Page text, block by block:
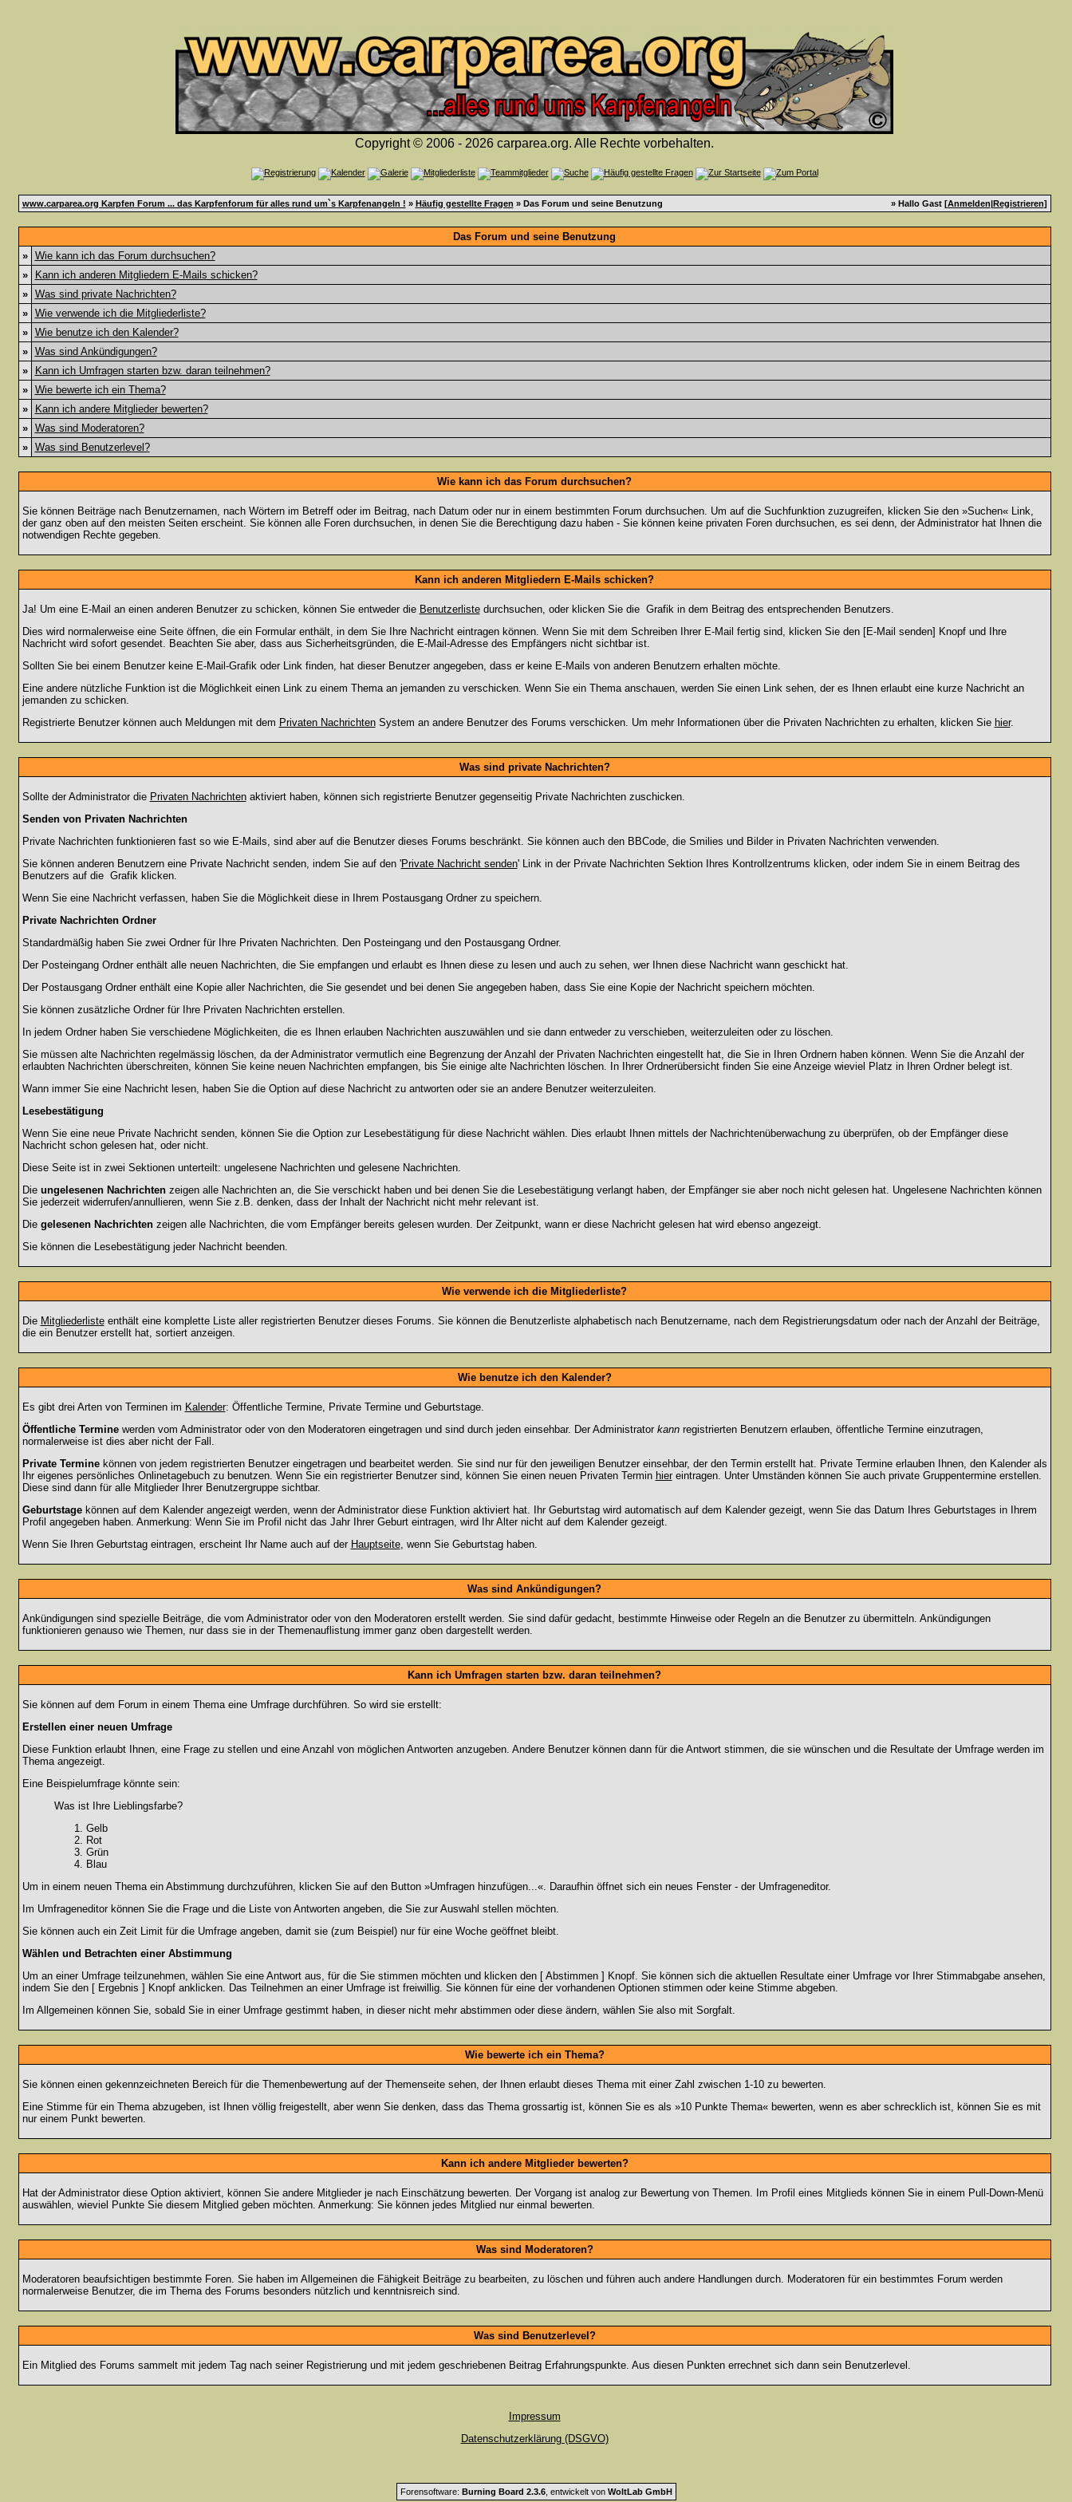
Copyright © 2006 - 2026 carparea.org. Alle Rechte vorbehalten.
www.carparea.org Karpfen Forum ... das Karpfenforum für alles rund um`s Karpfenangeln ! » Häufig gestellte Fragen » Das Forum und seine Benutzung » Hallo Gast [Anmelden|Registrieren]
Das Forum und seine Benutzung
»
Wie kann ich das Forum durchsuchen?
»
Kann ich anderen Mitgliedern E-Mails schicken?
»
Was sind private Nachrichten?
»
Wie verwende ich die Mitgliederliste?
»
Wie benutze ich den Kalender?
»
Was sind Ankündigungen?
»
Kann ich Umfragen starten bzw. daran teilnehmen?
»
Wie bewerte ich ein Thema?
»
Kann ich andere Mitglieder bewerten?
»
Was sind Moderatoren?
»
Was sind Benutzerlevel?
Wie kann ich das Forum durchsuchen?
Sie können Beiträge nach Benutzernamen, nach Wörtern im Betreff oder im Beitrag, nach Datum oder nur in einem bestimmten Forum durchsuchen. Um auf die Suchfunktion zuzugreifen, klicken Sie den »Suchen« Link,
der ganz oben auf den meisten Seiten erscheint. Sie können alle Foren durchsuchen, in denen Sie die Berechtigung dazu haben - Sie können keine privaten Foren durchsuchen, es sei denn, der Administrator hat Ihnen die
notwendigen Rechte gegeben.
Kann ich anderen Mitgliedern E-Mails schicken?
Ja! Um eine E-Mail an einen anderen Benutzer zu schicken, können Sie entweder die Benutzerlistedurchsuchen, oder klicken Sie die Grafik in dem Beitrag des entsprechenden Benutzers.
Dies wird normalerweise eine Seite öffnen, die ein Formular enthält, in dem Sie Ihre Nachricht eintragen können. Wenn Sie mit dem Schreiben Ihrer E-Mail fertig sind, klicken Sie den [E-Mail senden] Knopf und Ihre
Nachricht wird sofort gesendet. Beachten Sie aber, dass aus Sicherheitsgründen, die E-Mail-Adresse des Empfängers nicht sichtbar ist.
Sollten Sie bei einem Benutzer keine E-Mail-Grafik oder Link finden, hat dieser Benutzer angegeben, dass er keine E-Mails von anderen Benutzern erhalten möchte.
Eine andere nützliche Funktion ist die Möglichkeit einen Link zu einem Thema an jemanden zu verschicken. Wenn Sie ein Thema anschauen, werden Sie einen Link sehen, der es Ihnen erlaubt eine kurze Nachricht an
jemanden zu schicken.
Registrierte Benutzer können auch Meldungen mit dem Privaten NachrichtenSystem an andere Benutzer des Forums verschicken. Um mehr Informationen über die Privaten Nachrichten zu erhalten, klicken Sie hier.
Was sind private Nachrichten?
Sollte der Administrator die Privaten Nachrichtenaktiviert haben, können sich registrierte Benutzer gegenseitig Private Nachrichten zuschicken.
Senden von Privaten Nachrichten
Private Nachrichten funktionieren fast so wie E-Mails, sind aber auf die Benutzer dieses Forums beschränkt. Sie können auch den BBCode, die Smilies und Bilder in Privaten Nachrichten verwenden.
Sie können anderen Benutzern eine Private Nachricht senden, indem Sie auf den 'Private Nachricht senden' Link in der Private Nachrichten Sektion Ihres Kontrollzentrums klicken, oder indem Sie in einem Beitrag des
Benutzers auf die Grafik klicken.
Wenn Sie eine Nachricht verfassen, haben Sie die Möglichkeit diese in Ihrem Postausgang Ordner zu speichern.
Private Nachrichten Ordner
Standardmäßig haben Sie zwei Ordner für Ihre Privaten Nachrichten. Den Posteingang und den Postausgang Ordner.
Der Posteingang Ordner enthält alle neuen Nachrichten, die Sie empfangen und erlaubt es Ihnen diese zu lesen und auch zu sehen, wer Ihnen diese Nachricht wann geschickt hat.
Der Postausgang Ordner enthält eine Kopie aller Nachrichten, die Sie gesendet und bei denen Sie angegeben haben, dass Sie eine Kopie der Nachricht speichern möchten.
Sie können zusätzliche Ordner für Ihre Privaten Nachrichten erstellen.
In jedem Ordner haben Sie verschiedene Möglichkeiten, die es Ihnen erlauben Nachrichten auszuwählen und sie dann entweder zu verschieben, weiterzuleiten oder zu löschen.
Sie müssen alte Nachrichten regelmässig löschen, da der Administrator vermutlich eine Begrenzung der Anzahl der Privaten Nachrichten eingestellt hat, die Sie in Ihren Ordnern haben können. Wenn Sie die Anzahl der
erlaubten Nachrichten überschreiten, können Sie keine neuen Nachrichten empfangen, bis Sie einige alte Nachrichten löschen. In Ihrer Ordnerübersicht finden Sie eine Anzeige wieviel Platz in Ihren Ordner belegt ist.
Wann immer Sie eine Nachricht lesen, haben Sie die Option auf diese Nachricht zu antworten oder sie an andere Benutzer weiterzuleiten.
Lesebestätigung
Wenn Sie eine neue Private Nachricht senden, können Sie die Option zur Lesebestätigung für diese Nachricht wählen. Dies erlaubt Ihnen mittels der Nachrichtenüberwachung zu überprüfen, ob der Empfänger diese
Nachricht schon gelesen hat, oder nicht.
Diese Seite ist in zwei Sektionen unterteilt: ungelesene Nachrichten und gelesene Nachrichten.
Die ungelesenen Nachrichtenzeigen alle Nachrichten an, die Sie verschickt haben und bei denen Sie die Lesebestätigung verlangt haben, der Empfänger sie aber noch nicht gelesen hat. Ungelesene Nachrichten können
Sie jederzeit widerrufen/annullieren, wenn Sie z.B. denken, dass der Inhalt der Nachricht nicht mehr relevant ist.
Die gelesenen Nachrichtenzeigen alle Nachrichten, die vom Empfänger bereits gelesen wurden. Der Zeitpunkt, wann er diese Nachricht gelesen hat wird ebenso angezeigt.
Sie können die Lesebestätigung jeder Nachricht beenden.
Wie verwende ich die Mitgliederliste?
Die Mitgliederlisteenthält eine komplette Liste aller registrierten Benutzer dieses Forums. Sie können die Benutzerliste alphabetisch nach Benutzername, nach dem Registrierungsdatum oder nach der Anzahl der Beiträge,
die ein Benutzer erstellt hat, sortiert anzeigen.
Wie benutze ich den Kalender?
Es gibt drei Arten von Terminen im Kalender: Öffentliche Termine, Private Termine und Geburtstage.
Öffentliche Terminewerden vom Administrator oder von den Moderatoren eingetragen und sind durch jeden einsehbar. Der Administrator kannregistrierten Benutzern erlauben, öffentliche Termine einzutragen,
normalerweise ist dies aber nicht der Fall.
Private Terminekönnen von jedem registrierten Benutzer eingetragen und bearbeitet werden. Sie sind nur für den jeweiligen Benutzer einsehbar, der den Termin erstellt hat. Private Termine erlauben Ihnen, den Kalender als
Ihr eigenes persönliches Onlinetagebuch zu benutzen. Wenn Sie ein registrierter Benutzer sind, können Sie einen neuen Privaten Termin hiereintragen. Unter Umständen können Sie auch private Gruppentermine erstellen.
Diese sind dann für alle Mitglieder Ihrer Benutzergruppe sichtbar.
Geburtstagekönnen auf dem Kalender angezeigt werden, wenn der Administrator diese Funktion aktiviert hat. Ihr Geburtstag wird automatisch auf dem Kalender gezeigt, wenn Sie das Datum Ihres Geburtstages in Ihrem
Profil angegeben haben. Anmerkung: Wenn Sie im Profil nicht das Jahr Ihrer Geburt eintragen, wird Ihr Alter nicht auf dem Kalender gezeigt.
Wenn Sie Ihren Geburtstag eintragen, erscheint Ihr Name auch auf der Hauptseite, wenn Sie Geburtstag haben.
Was sind Ankündigungen?
Ankündigungen sind spezielle Beiträge, die vom Administrator oder von den Moderatoren erstellt werden. Sie sind dafür gedacht, bestimmte Hinweise oder Regeln an die Benutzer zu übermitteln. Ankündigungen
funktionieren genauso wie Themen, nur dass sie in der Themenauflistung immer ganz oben dargestellt werden.
Kann ich Umfragen starten bzw. daran teilnehmen?
Sie können auf dem Forum in einem Thema eine Umfrage durchführen. So wird sie erstellt:
Erstellen einer neuen Umfrage
Diese Funktion erlaubt Ihnen, eine Frage zu stellen und eine Anzahl von möglichen Antworten anzugeben. Andere Benutzer können dann für die Antwort stimmen, die sie wünschen und die Resultate der Umfrage werden im
Thema angezeigt.
Eine Beispielumfrage könnte sein:
Was ist Ihre Lieblingsfarbe?
Gelb
Rot
Grün
Blau
Um in einem neuen Thema ein Abstimmung durchzuführen, klicken Sie auf den Button »Umfragen hinzufügen...«. Daraufhin öffnet sich ein neues Fenster - der Umfrageneditor.
Im Umfrageneditor können Sie die Frage und die Liste von Antworten angeben, die Sie zur Auswahl stellen möchten.
Sie können auch ein Zeit Limit für die Umfrage angeben, damit sie (zum Beispiel) nur für eine Woche geöffnet bleibt.
Wählen und Betrachten einer Abstimmung
Um an einer Umfrage teilzunehmen, wählen Sie eine Antwort aus, für die Sie stimmen möchten und klicken den [ Abstimmen ] Knopf. Sie können sich die aktuellen Resultate einer Umfrage vor Ihrer Stimmabgabe ansehen,
indem Sie den [ Ergebnis ] Knopf anklicken. Das Teilnehmen an einer Umfrage ist freiwillig. Sie können für eine der vorhandenen Optionen stimmen oder keine Stimme abgeben.
Im Allgemeinen können Sie, sobald Sie in einer Umfrage gestimmt haben, in dieser nicht mehr abstimmen oder diese ändern, wählen Sie also mit Sorgfalt.
Wie bewerte ich ein Thema?
Sie können einen gekennzeichneten Bereich für die Themenbewertung auf der Themenseite sehen, der Ihnen erlaubt dieses Thema mit einer Zahl zwischen 1-10 zu bewerten.
Eine Stimme für ein Thema abzugeben, ist Ihnen völlig freigestellt, aber wenn Sie denken, dass das Thema grossartig ist, können Sie es als »10 Punkte Thema« bewerten, wenn es aber schrecklich ist, können Sie es mit
nur einem Punkt bewerten.
Kann ich andere Mitglieder bewerten?
Hat der Administrator diese Option aktiviert, können Sie andere Mitglieder je nach Einschätzung bewerten. Der Vorgang ist analog zur Bewertung von Themen. Im Profil eines Mitglieds können Sie in einem Pull-Down-Menü
auswählen, wieviel Punkte Sie diesem Mitglied geben möchten. Anmerkung: Sie können jedes Mitglied nur einmal bewerten.
Was sind Moderatoren?
Moderatoren beaufsichtigen bestimmte Foren. Sie haben im Allgemeinen die Fähigkeit Beiträge zu bearbeiten, zu löschen und führen auch andere Handlungen durch. Moderatoren für ein bestimmtes Forum werden
normalerweise Benutzer, die im Thema des Forums besonders nützlich und kenntnisreich sind.
Was sind Benutzerlevel?
Ein Mitglied des Forums sammelt mit jedem Tag nach seiner Registrierung und mit jedem geschriebenen Beitrag Erfahrungspunkte. Aus diesen Punkten errechnet sich dann sein Benutzerlevel.
Impressum
Datenschutzerklärung (DSGVO)
Forensoftware: Burning Board 2.3.6, entwickelt von WoltLab GmbH